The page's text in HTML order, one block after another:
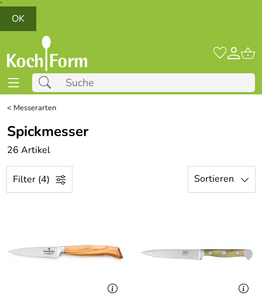
OK
< Messerarten
Spickmesser
26 Artikel
Filter (4) Sortieren